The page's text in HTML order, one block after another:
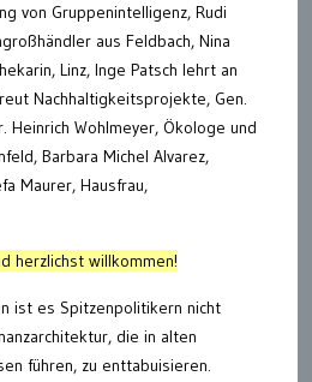
von Gruppenintelligenz, Rudi
aus Feldbach, Nina
Linz, Inge Patsch lehrt an
Nachhaltigkeitsprojekte, Gen.
Heinrich Wohlmeyer, Ökologe und
Barbara Michel Alvarez,
Maurer, Hausfrau,
herzlichst willkommen!
ist es Spitzenpolitikern nicht
die in alten
führen, zu enttabuisieren.